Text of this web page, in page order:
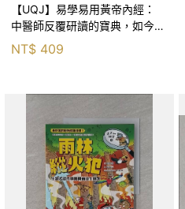
【UQJ】易學易用黃帝內經：
中醫師反覆研讀的寶典，如今一
般人也能實踐。12條經絡、365
個穴位白話詳解，經之所過，病
NT$ 409